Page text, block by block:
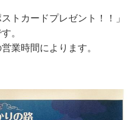
トカードプレゼント！！」
。
業時間によります。